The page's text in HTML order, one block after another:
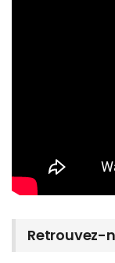
Retrouvez-